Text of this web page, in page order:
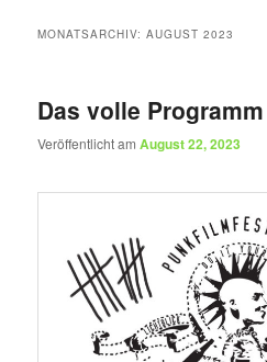
MONATSARCHIV:AUGUST 2023
Das volle Programm
Veröffentlicht amAugust 22, 2023